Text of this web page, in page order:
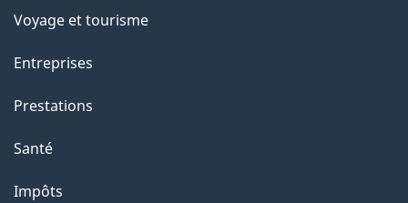
Voyage et tourisme
Entreprises
Prestations
Santé
Impôts